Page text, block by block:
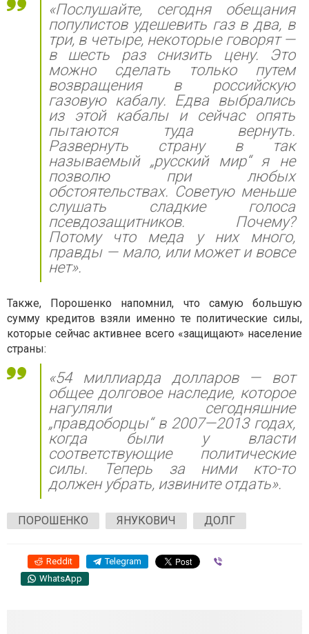
«Послушайте, сегодня обещания
популистов удешевить газ в два, в
три, в четыре, некоторые говорят —
в шесть раз снизить цену. Это
можно сделать только путем
возвращения в российскую
газовую кабалу. Едва выбрались
из этой кабалы и сейчас опять
пытаются туда вернуть.
Развернуть страну в так
называемый „русский мир“ я не
позволю при любых
обстоятельствах. Советую меньше
слушать сладкие голоса
псевдозащитников. Почему?
Потому что меда у них много,
правды — мало, или может и вовсе
нет».
Также, Порошенко напомнил, что самую большую
сумму кредитов взяли именно те политические силы,
которые сейчас активнее всего «защищают» население
страны:
«54 миллиарда долларов — вот
общее долговое наследие, которое
нагуляли сегодняшние
„правдоборцы“ в 2007—2013 годах,
когда были у власти
соответствующие политические
силы. Теперь за ними кто-то
должен убрать, извините отдать».
ПОРОШЕНКО ЯНУКОВИЧ ДОЛГ
Reddit Telegram
WhatsApp